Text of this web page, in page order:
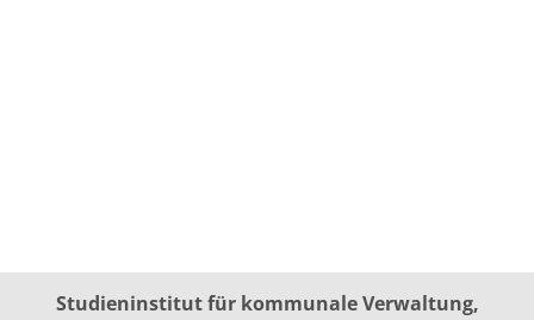
Studieninstitut für kommunale Verwaltung,